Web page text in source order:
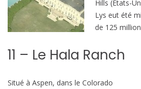
Hills (États-
Lys eut été
de 125
11 – Le Hala Ranch
Situé à Aspen, dans le Colorado